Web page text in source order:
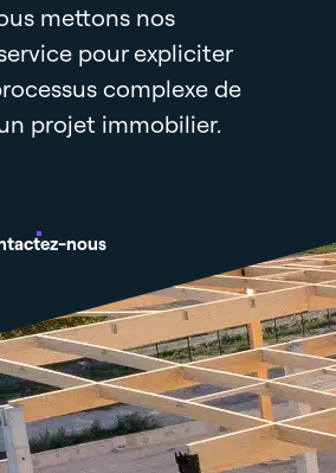
mettons nos
pour expliciter
complexe de
projet immobilier.
nous